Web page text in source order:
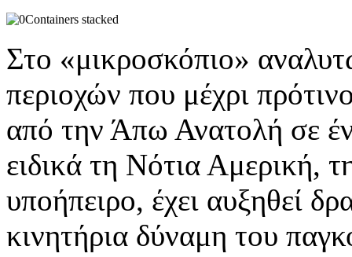
Στο «μικροσκόπιο»
περιοχών που μέχρι
από την Άπω Ανατολή σε
ειδικά τη Νότια Αμερική,
υποήπειρο, έχει αυξηθεί
κινητήρια δύναμη του